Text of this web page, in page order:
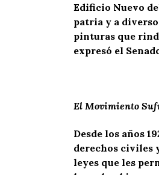
Edificio Nuevo
patria y a
pinturas que
expresó el
El Movimiento
Desde los años
derechos civiles
leyes que les